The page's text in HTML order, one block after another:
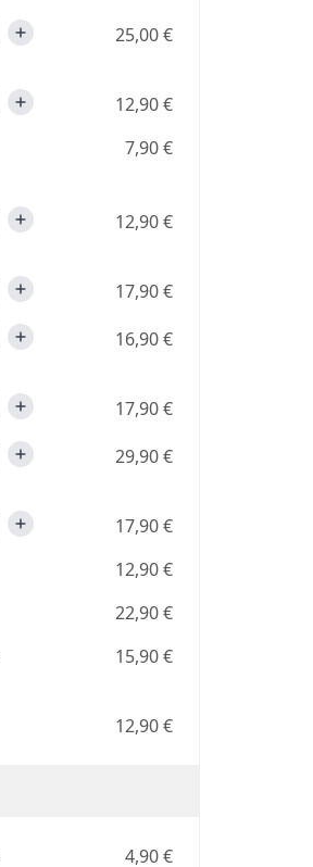
25,00 €
12,90 €
7,90 €
12,90 €
17,90 €
16,90 €
17,90 €
29,90 €
17,90 €
12,90 €
22,90 €
15,90 €
12,90 €
4,90 €